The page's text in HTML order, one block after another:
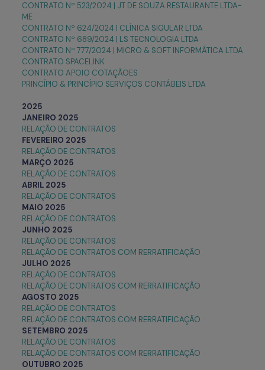
CONTRATO Nº 523/2024 | JT DE SOUZA RESTAURANTE LTDA-
ME
CONTRATO Nº 624/2024 | CLÍNICA SIGULAR LTDA
CONTRATO Nº 689/2024 | LS TECNOLOGIA LTDA
CONTRATO Nº 777/2024 | MICRO & SOFT INFORMÁTICA LTDA
CONTRATO SPACELINK
CONTRATO APOIO COTAÇÃOES
PRINCÍPIO & PRINCÍPIO SERVIÇOS CONTÁBEIS LTDA
2025
JANEIRO 2025
RELAÇÃO DE CONTRATOS
FEVEREIRO 2025
RELAÇÃO DE CONTRATOS
MARÇO 2025
RELAÇÃO DE CONTRATOS
ABRIL 2025
RELAÇÃO DE CONTRATOS
MAIO 2025
RELAÇÃO DE CONTRATOS
JUNHO 2025
RELAÇÃO DE CONTRATOS
RELAÇÃO DE CONTRATOS COM RERRATIFICAÇÃO
JULHO 2025
RELAÇÃO DE CONTRATOS
RELAÇÃO DE CONTRATOS COM RERRATIFICAÇÃO
AGOSTO 2025
RELAÇÃO DE CONTRATOS
RELAÇÃO DE CONTRATOS COM RERRATIFICAÇÃO
SETEMBRO 2025
RELAÇÃO DE CONTRATOS
RELAÇÃO DE CONTRATOS COM RERRATIFICAÇÃO
OUTUBRO 2025